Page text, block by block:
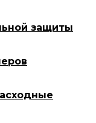
защиты